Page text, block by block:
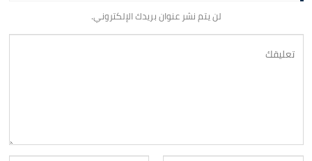
لن يتم نشر عنوان بريدك الإلكتروني.